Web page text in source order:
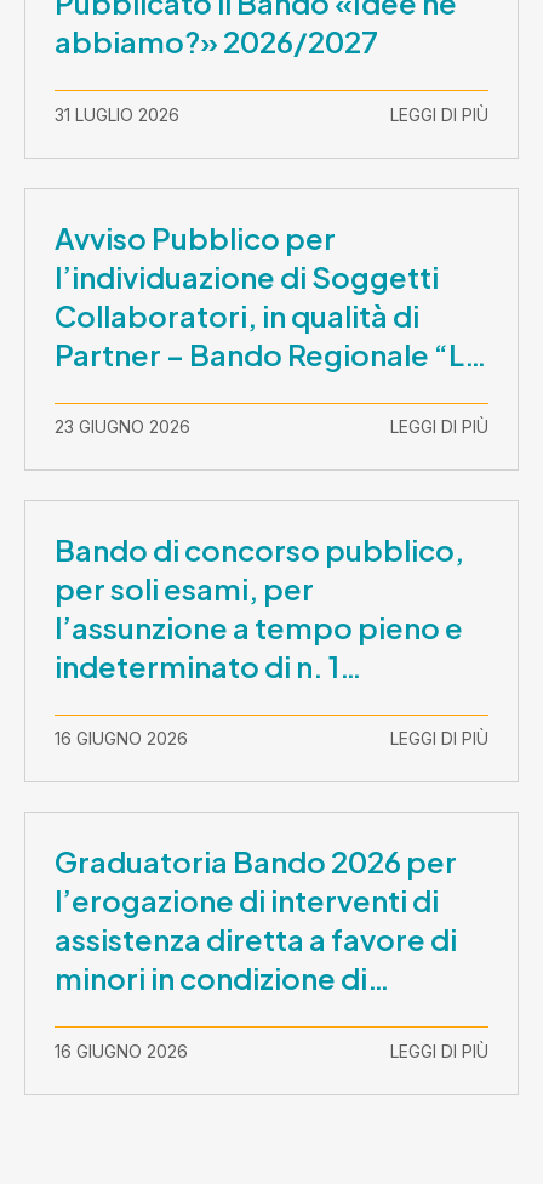
abbiamo?» 2026/2027
31 LUGLIO 2026 LEGGI DI PIÙ
Avviso Pubblico per
l’individuazione di Soggetti
Collaboratori, in qualità di
Partner – Bando Regionale “La
– CUP E81B26000210003
23 GIUGNO 2026 LEGGI DI PIÙ
Bando di concorso pubblico,
per soli esami, per
l’assunzione a tempo pieno e
indeterminato di n. 1
Assistente Sociale –
Comunicazione prova scritta e
prova orale
16 GIUGNO 2026 LEGGI DI PIÙ
Graduatoria Bando 2026 per
l’erogazione di interventi di
assistenza diretta a favore di
minori in condizione di
disabilità con necessità di
sostegno elevato e molto
elevato (Misura B2) per
16 GIUGNO 2026 LEGGI DI PIÙ